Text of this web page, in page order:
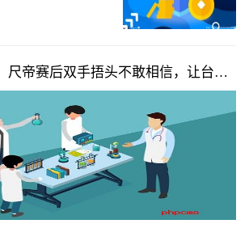
尺帝赛后双手捂头不敢相信，让台下